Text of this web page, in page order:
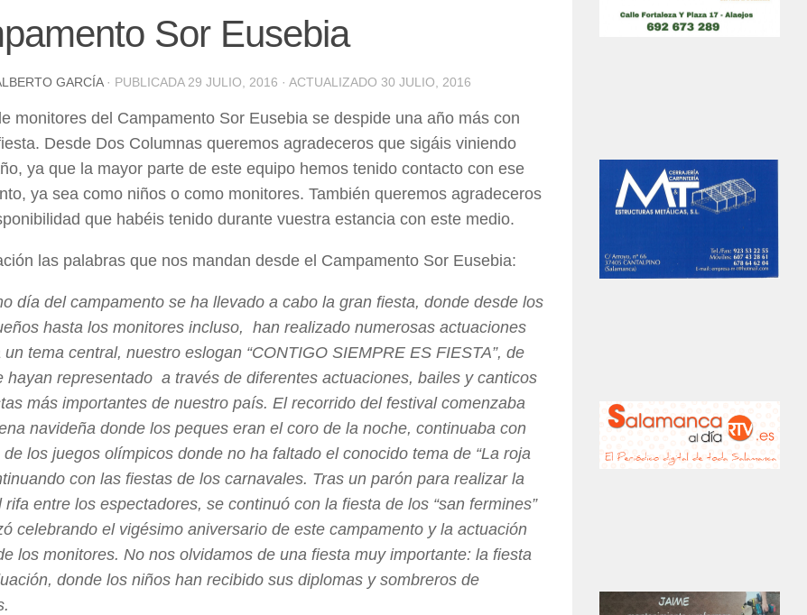
Sor Eusebia
GARCÍA · PUBLICADA 29 JULIO, 2016 · ACTUALIZADO 30 JULIO, 2016
monitores del Campamento Sor Eusebia se despide una año más con
Desde Dos Columnas queremos agradeceros que sigáis viniendo
ya que la mayor parte de este equipo hemos tenido contacto con ese
ya sea como niños o como monitores. También queremos agradeceros
que habéis tenido durante vuestra estancia con este medio.
las palabras que nos mandan desde el Campamento Sor Eusebia:
día del campamento se ha llevado a cabo la gran fiesta, donde desde los
hasta los monitores incluso, han realizado numerosas actuaciones
tema central, nuestro eslogan “CONTIGO SIEMPRE ES FIESTA”, de
hayan representado a través de diferentes actuaciones, bailes y canticos
más importantes de nuestro país. El recorrido del festival comenzaba
navideña donde los peques eran el coro de la noche, continuaba con
los juegos olímpicos donde no ha faltado el conocido tema de “La roja
con las fiestas de los carnavales. Tras un parón para realizar la
rifa entre los espectadores, se continuó con la fiesta de los “san fermines”
celebrando el vigésimo aniversario de este campamento y la actuación
los monitores. No nos olvidamos de una fiesta muy importante: la fiesta
donde los niños han recibido sus diplomas y sombreros de